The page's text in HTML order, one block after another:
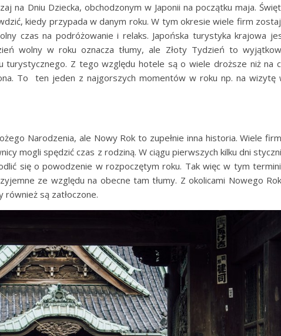
na Dniu Dziecka, obchodzonym w Japonii na początku maja.
kiedy przypada w danym roku. W tym okresie wiele firm
czas na podróżowanie i relaks. Japońska turystyka krajowa
wolny w roku oznacza tłumy, ale Złoty Tydzień to
turystycznego. Z tego względu hotele są o wiele droższe niż na
To ten jeden z najgorszych momentów w roku np. na wizytę
Narodzenia, ale Nowy Rok to zupełnie inna historia. Wiele
mogli spędzić czas z rodziną. W ciągu pierwszych kilku dni
się o powodzenie w rozpoczętym roku. Tak więc w tym
ze względu na obecne tam tłumy. Z okolicami Nowego
są zatłoczone.